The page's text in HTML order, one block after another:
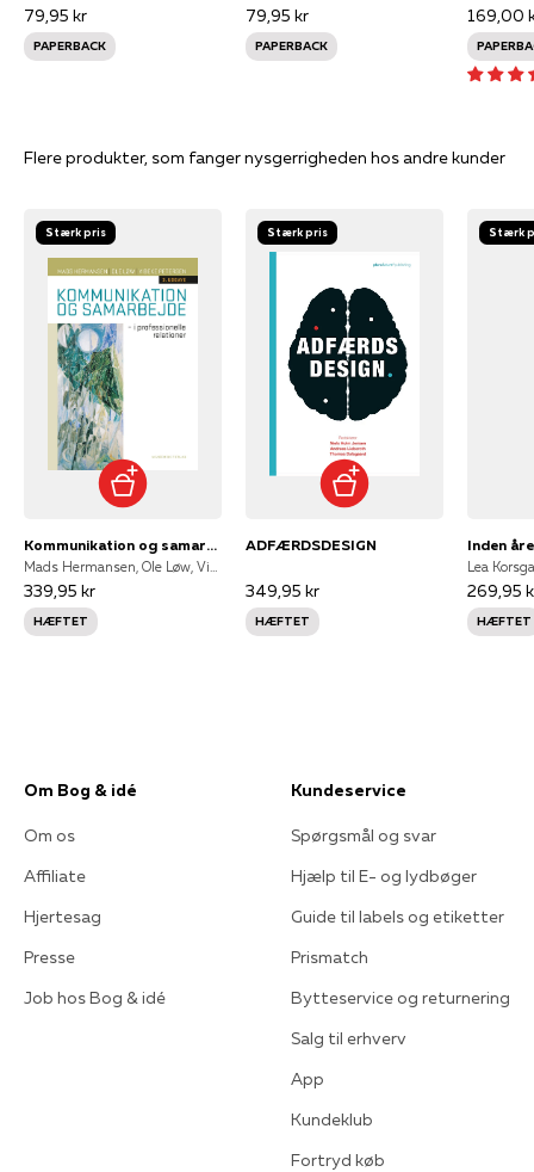
79,95 kr
PAPERBACK
79,95 kr
PAPERBACK
169,00
Flere produkter, som fanger nysgerrigheden hos andre kunder
Stærk pris
Kommunikation og samarbejde
Mads Hermansen, Ole Løw, Vibeke Petersen, Omvejen A/S
339,95 kr
HÆFTET
Stærk pris
ADFÆRDSDESIGN
349,95 kr
HÆFTET
Stærk
Inden
Lea
269,95
HÆFTET
Om Bog & idé
Om os
Affiliate
Hjertesag
Presse
Job hos Bog & idé
Kundeservice
Spørgsmål og svar
Hjælp til E- og lydbøger
Guide til labels og etiketter
Prismatch
Bytteservice og returnering
Salg til erhverv
App
Kundeklub
Fortryd køb